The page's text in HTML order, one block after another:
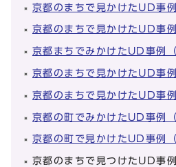
京都のまちで見かけたUD事
京都のまちで見かけたUD事
京都まちでみかけたUD事例（
京都のまちで見かけたUD事例
京都のまちで見かけたUD事
京都の町でみかけたUD事例
京都の町で見かけたUD事例（
京都のまちで見つけたUD事